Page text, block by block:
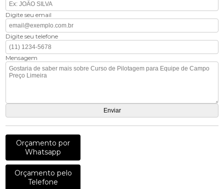
Digite seu email
Digite seu telefone
Mensagem
Orçamento por
Whatsapp
Orçamento pelo
Telefone